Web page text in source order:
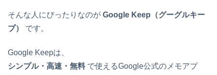
そんな人にぴったりなのが Google Keep（グーグルキー
プ）
です。
Google Keepは、
シンプル・高速・無料で使えるGoogle公式のメモアプ